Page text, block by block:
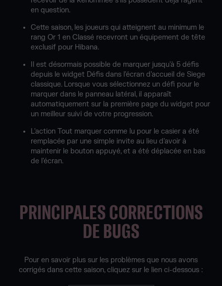
en question.
Cette saison, les joueurs qui atteignent au minimum le
rang Or 1 en Classé recevront un équipement de tête
exclusif pour Hibana.
Il est désormais possible de marquer jusqu'à 5 défis
depuis le widget Défis dans l'écran d'accueil de Siege
classique. Lorsque vous sélectionnez un défi pour le
marquer dans le panneau latéral, il apparaît
automatiquement sur la première page du widget pour
un meilleur suivi de votre progression.
L'action Tout marquer comme lu pour le casier a été
remplacée par une simple invite au lieu d'avoir à
maintenir le bouton appuyé, et a été déplacée en bas
de l'écran.
PRINCIPALES CORRECTIONS
DE BUGS
Pour en savoir plus sur les problèmes que nous avons
corrigés dans cette saison, cliquez sur le lien ci-dessous :